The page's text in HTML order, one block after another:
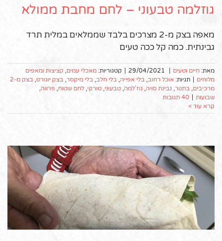
גוזלמה טבעוני – לחם מחבת ממולא
מאפה בצק מ-2 מצרכים בלבד שממלאים במלית תרד
גבינתית. כמה קל ככה טעים
מאת: חיים וטעים 29/04/2021 קטגוריות: מאכלי עמים, קציצות ומאפים
מלוחים
תגיות: אוכל רחוב, בלי אפייה, בלי חלב, בלי מיקסר, בצק יוגורט,
בצק מ-2
מרכיבים, בתנור, גבינת סויה, גוז'למה, טבעוני, טורקי, לחם שטוח, פרווה,
שבועות
40 תגובות
קרא עוד >